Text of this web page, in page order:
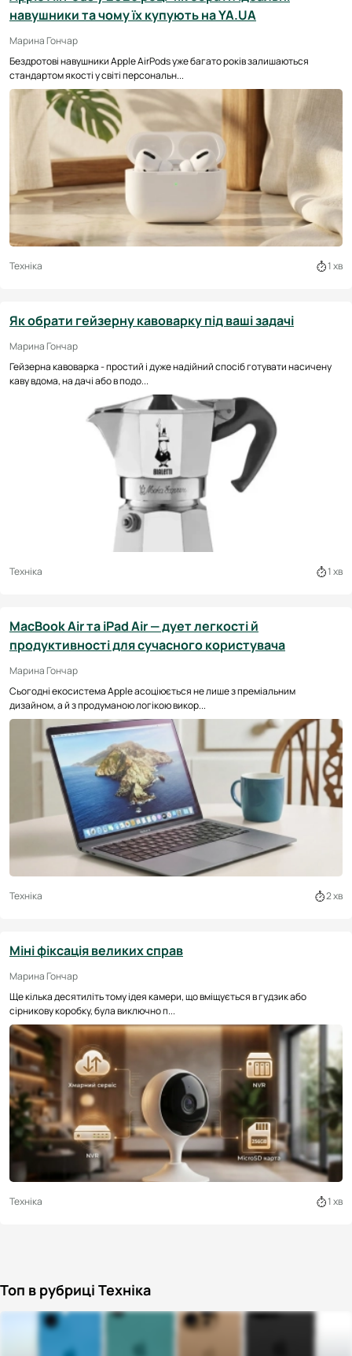
навушники та чому їх купують на YA.UA
Марина Гончар
Бездротові навушники Apple AirPods уже багато років залишаються
стандартом якості у світі персональн...
Техніка 1 хв
Як обрати гейзерну кавоварку під ваші задачі
Марина Гончар
Гейзерна кавоварка - простий і дуже надійний спосіб готувати насичену
каву вдома, на дачі або в подо...
Техніка 1 хв
MacBook Air та iPad Air — дует легкості й
продуктивності для сучасного користувача
Марина Гончар
Сьогодні екосистема Apple асоціюється не лише з преміальним
дизайном, а й з продуманою логікою викор...
Техніка 2 хв
Міні фіксація великих справ
Марина Гончар
Ще кілька десятиліть тому ідея камери, що вміщується в гудзик або
сірникову коробку, була виключно п...
Техніка 1 хв
Топ в рубриці Техніка